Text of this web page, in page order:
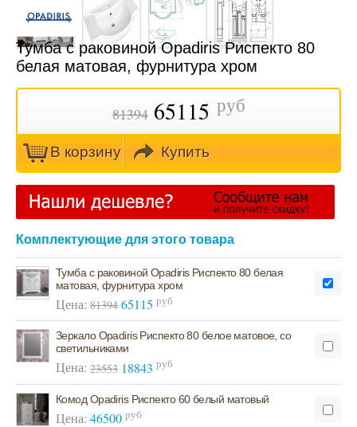
Тумба с раковиной Opadiris Риспекто 80
белая матовая, фурнитура хром
81394 65115 руб
В кoрзину Купить
Комплектующие для этого товара
Тумба с раковиной Opadiris Риспекто 80 белая
матовая, фурнитура хром
Цена: 81394 65115 руб
Зеркало Opadiris Риспекто 80 белое матовое, со
светильниками
Цена: 23553 18843 руб
Комод Opadiris Риспекто 60 белый матовый
Цена: 46500 руб